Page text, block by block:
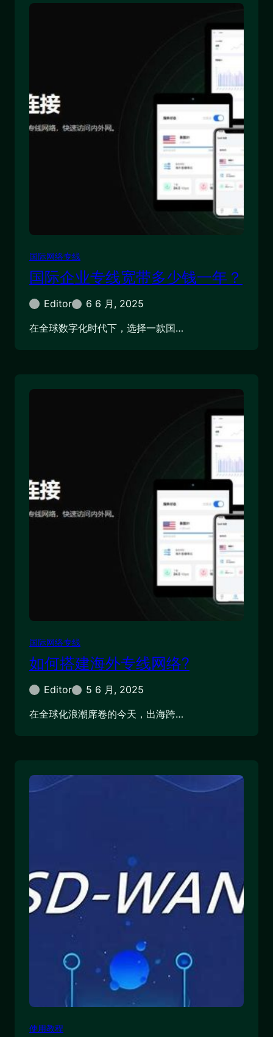
国际网络专线
国际企业专线宽带多少钱一年？
Editor
6 6 月, 2025
在全球数字化时代下，选择一款国…
国际网络专线
如何搭建海外专线网络?
Editor
5 6 月, 2025
在全球化浪潮席卷的今天，出海跨…
使用教程